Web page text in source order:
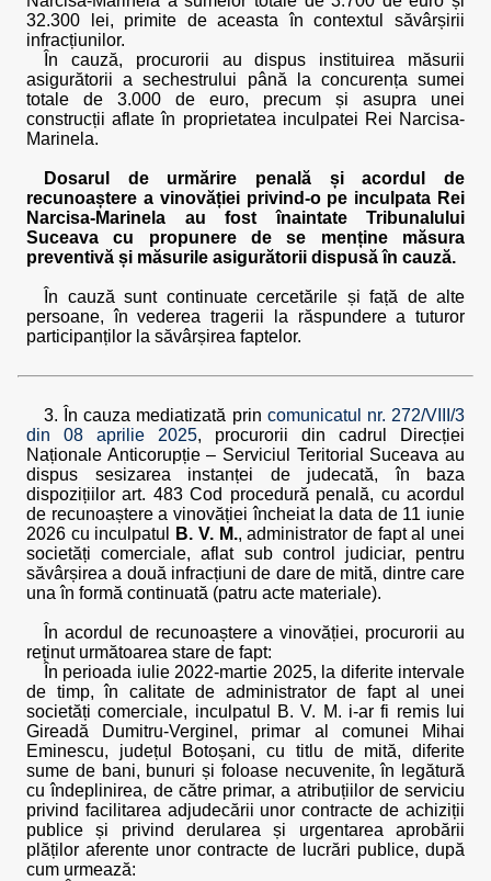
32.300 lei, primite de aceasta în contextul săvârșirii
infracțiunilor.
În cauză, procurorii au dispus instituirea măsurii
asigurătorii a sechestrului până la concurența sumei
totale de 3.000 de euro, precum și asupra unei
construcții aflate în proprietatea inculpatei Rei Narcisa-
Marinela.
Dosarul de urmărire penală și acordul de
recunoaștere a vinovăției privind-o pe inculpata Rei
Narcisa-Marinela au fost înaintate Tribunalului
Suceava cu propunere de se menține măsura
preventivă și măsurile asigurătorii dispusă în cauză.
În cauză sunt continuate cercetările și față de alte
persoane, în vederea tragerii la răspundere a tuturor
participanților la săvârșirea faptelor.
3. În cauza mediatizată prin comunicatul nr. 272/VIII/3
din 08 aprilie 2025, procurorii din cadrul Direcției
Naționale Anticorupție – Serviciul Teritorial Suceava au
dispus sesizarea instanței de judecată, în baza
dispozițiilor art. 483 Cod procedură penală, cu acordul
de recunoaștere a vinovăției încheiat la data de 11 iunie
2026 cu inculpatul
B. V. M., administrator de fapt al unei
societăți comerciale, aflat sub control judiciar, pentru
săvârșirea a două infracțiuni de dare de mită, dintre care
una în formă continuată (patru acte materiale).
În acordul de recunoaștere a vinovăției, procurorii au
reținut următoarea stare de fapt:
În perioada iulie 2022-martie 2025, la diferite intervale
de timp, în calitate de administrator de fapt al unei
societăți comerciale, inculpatul B. V. M. i-ar fi remis lui
Gireadă Dumitru-Verginel, primar al comunei Mihai
Eminescu, județul Botoșani, cu titlu de mită, diferite
sume de bani, bunuri și foloase necuvenite, în legătură
cu îndeplinirea, de către primar, a atribuțiilor de serviciu
privind facilitarea adjudecării unor contracte de achiziții
publice și privind derularea și urgentarea aprobării
plăților aferente unor contracte de lucrări publice, după
cum urmează: